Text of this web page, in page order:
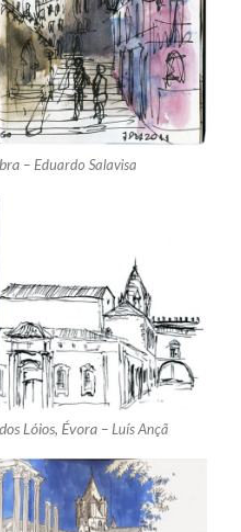
–Eduardo Salavisa
Lóios, Évora –Luís Ançã